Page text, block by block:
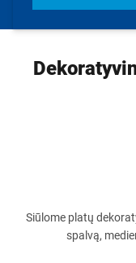
Siūlome platų
spalvą,